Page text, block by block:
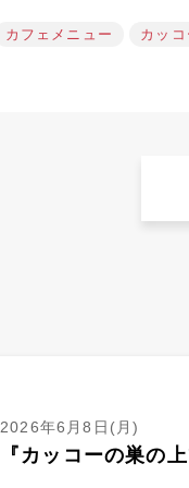
カフェメニュー カッ
2026年6月8日(月)
『カッコーの巣の